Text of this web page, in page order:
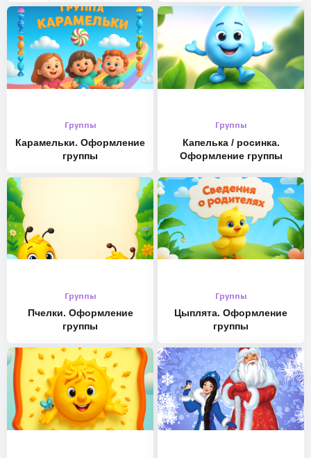
Группы
Карамельки. Оформление
группы
Группы
Капелька / росинка.
Оформление группы
Группы
Пчелки. Оформление
группы
Группы
Цыплята. Оформление
группы